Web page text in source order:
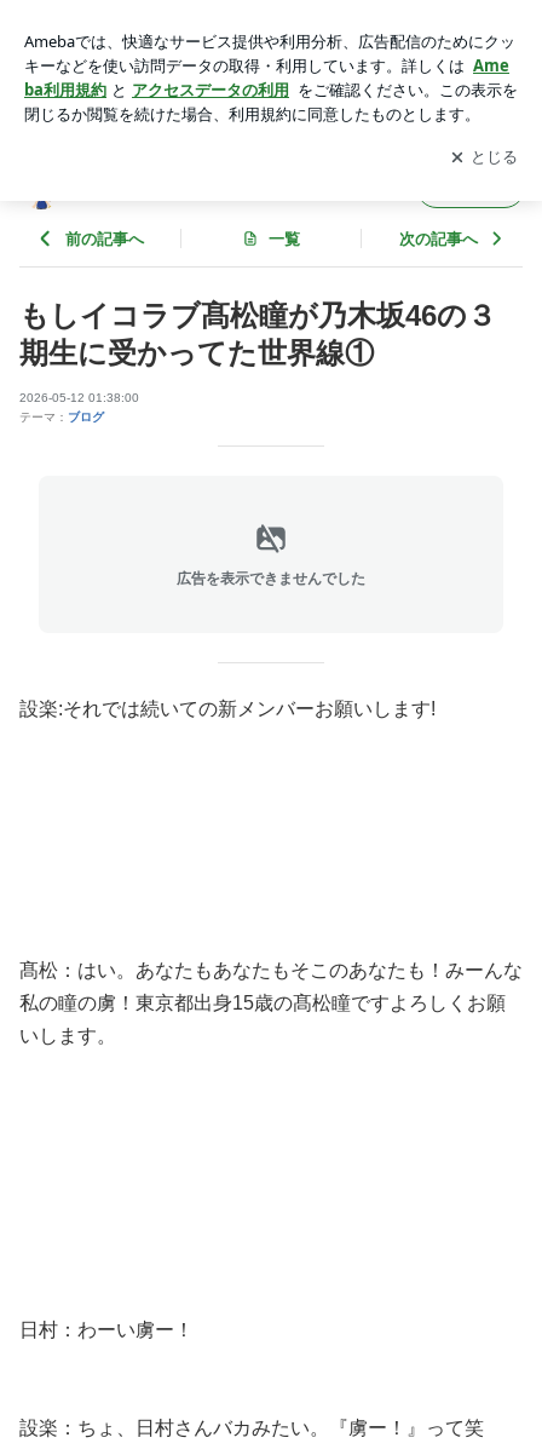
① | 日向の恋人
アプリをダウンロードして ブログの更新通知
を受け取りまし
ょう。
開く
前の記事へ 一覧 次の記事へ
もしイコラブ髙松瞳が乃木坂46の３
期生に受かってた世界線①
2026-05-12 01:38:00
テーマ： ブログ
広告を表示できませんでした
設楽:それでは続いての新メンバーお願いします!
髙松：はい。あなたもあなたもそこのあなたも！みーんな
私の瞳の虜！東京都出身15歳の髙松瞳ですよろしくお願
いします。
日村：わーい虜ー！
設楽：ちょ、日村さんバカみたい。『虜ー！』って笑